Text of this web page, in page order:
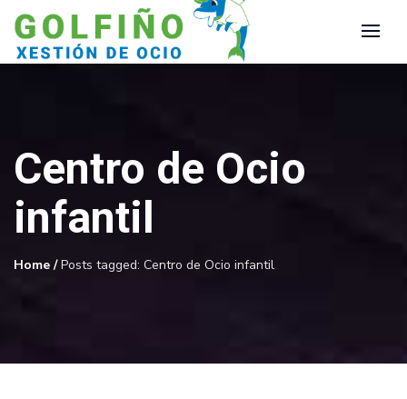
Centro de Ocio
infantil
Home /Posts tagged: Centro de Ocio infantil